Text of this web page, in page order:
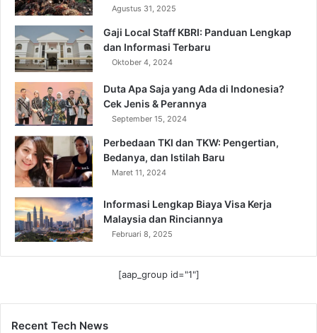
Agustus 31, 2025
Gaji Local Staff KBRI: Panduan Lengkap
dan Informasi Terbaru
Oktober 4, 2024
Duta Apa Saja yang Ada di Indonesia?
Cek Jenis & Perannya
September 15, 2024
Perbedaan TKI dan TKW: Pengertian,
Bedanya, dan Istilah Baru
Maret 11, 2024
Informasi Lengkap Biaya Visa Kerja
Malaysia dan Rinciannya
Februari 8, 2025
[aap_group id="1"]
Recent Tech News